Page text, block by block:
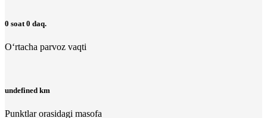
0 soat 0 daq.
O‘rtacha parvoz vaqti
undefined km
Punktlar orasidagi masofa